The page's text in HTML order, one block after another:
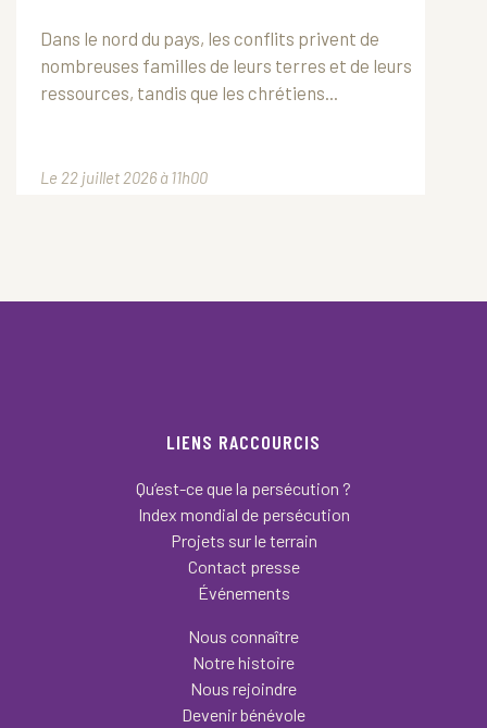
Dans le nord du pays, les conflits privent de
nombreuses familles de leurs terres et de leurs
ressources, tandis que les chrétiens...
Le 22 juillet 2026 à 11h00
LIENS RACCOURCIS
Qu’est-ce que la persécution ?
Index mondial de persécution
Projets sur le terrain
Contact presse
Événements
Nous connaître
Notre histoire
Nous rejoindre
Devenir bénévole